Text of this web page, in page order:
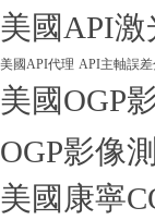
美國API
美國API代理 API主軸誤
美國OGP
OGP影像
美國康寧